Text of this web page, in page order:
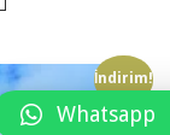
İndirim!
Whatsapp